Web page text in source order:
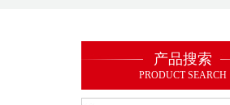
产品搜索
PRODUCT SEARCH